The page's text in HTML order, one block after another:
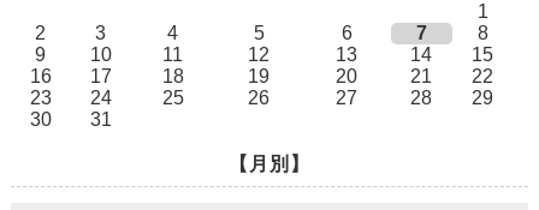
1
2
3 4 5 6 7
8
9
10 11 12 13 14
15
16
17 18 19 20 21
22
23
24 25 26 27 28
29
30
31
【月別】